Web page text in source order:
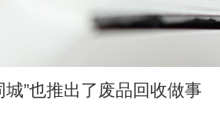
”也推出了废品回收做事